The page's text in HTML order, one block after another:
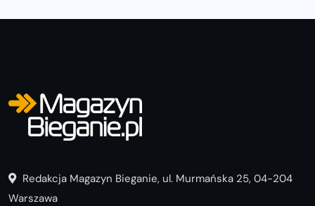
Redakcja Magazyn Bieganie, ul. Murmańska 25, 04-204
Warszawa